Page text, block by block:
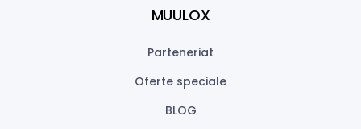
MUULOX
Parteneriat
Oferte speciale
BLOG